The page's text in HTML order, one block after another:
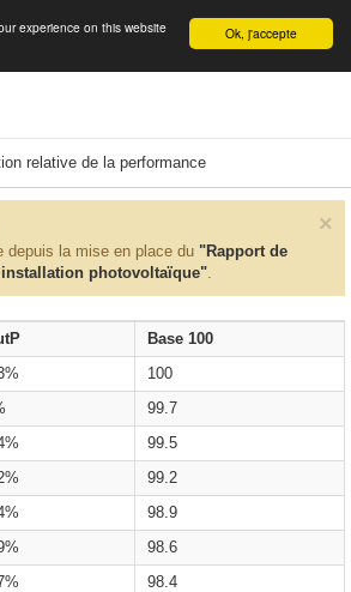
English Ok, j'accepte
experience on this website
relative de la performance
×
depuis la mise en place du "Rapport de
photovoltaïque".
Base 100
100
99.7
99.5
99.2
98.9
98.6
98.4